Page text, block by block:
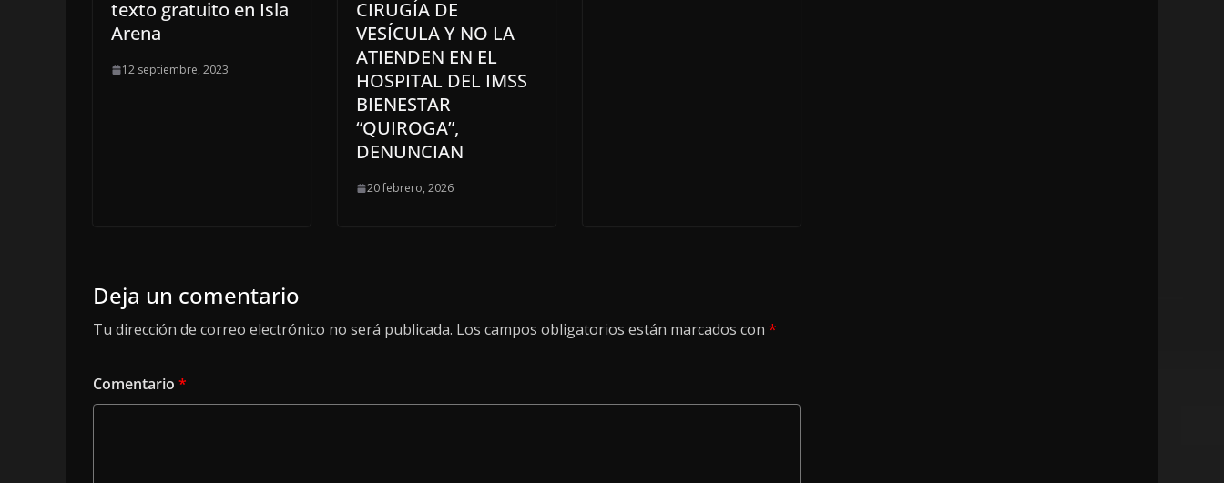
texto gratuito en Isla
Arena
12 septiembre, 2023
CIRUGÍA DE
VESÍCULA Y NO LA
ATIENDEN EN EL
HOSPITAL DEL IMSS
BIENESTAR
“QUIROGA”,
DENUNCIAN
20 febrero, 2026
Deja un comentario
Tu dirección de correo electrónico no será publicada. Los campos obligatorios están marcados con *
Comentario *